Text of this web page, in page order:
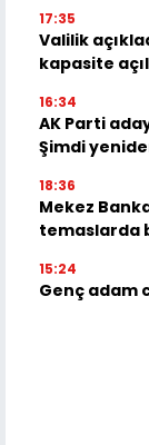
17:35
Valilik
kapasite
16:34
AK Parti
Şimdi
18:36
Mekez
temaslarda
15:24
Genç adam